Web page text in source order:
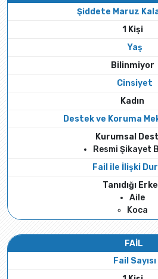
Şiddete Maruz
1 Kişi
Yaş
Bilinmiyor
Cinsiyet
Kadın
Destek ve Koruma
Kurumsal
Resmi Şikayet
Fail ile İlişki
Tanıdığı
Aile
Koca
FAİL
Fail Sayısı